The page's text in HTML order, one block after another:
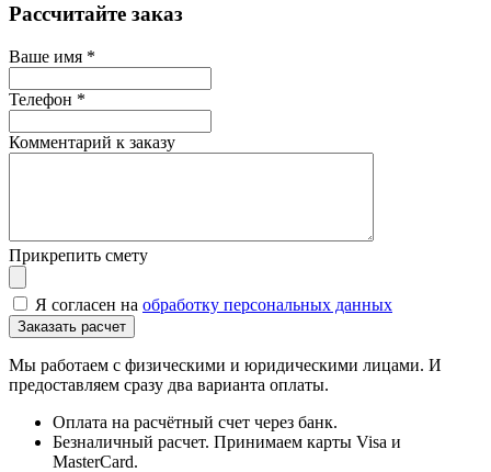
Рассчитайте заказ
Ваше имя *
Телефон *
Комментарий к заказу
Прикрепить смету
Я согласен на обработку персональных данных
Мы работаем с физическими и юридическими лицами. И
предоставляем сразу два варианта оплаты.
Оплата на расчётный счет через банк.
Безналичный расчет. Принимаем карты Visa и
MasterCard.